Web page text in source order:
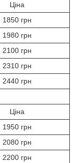
Ціна
1850 грн
1980 грн
2100 грн
2310 грн
2440 грн
Ціна
1950 грн
2080 грн
2200 грн